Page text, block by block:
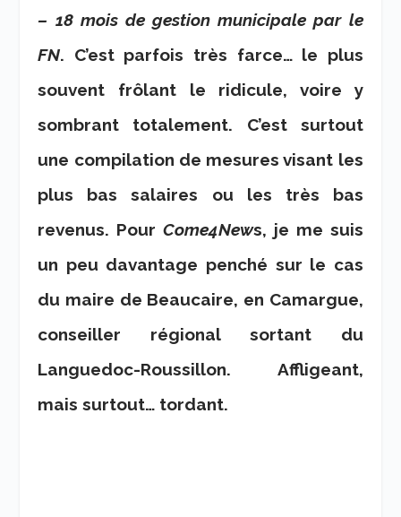
– 18 mois de gestion municipale par le
FN. C’est parfois très farce… le plus
souvent frôlant le ridicule, voire y
sombrant totalement. C’est surtout
une compilation de mesures visant les
plus bas salaires ou les très bas
revenus. PourCome4News, je me suis
un peu davantage penché sur le cas
du maire de Beaucaire, en Camargue,
conseiller régional sortant du
Languedoc-Roussillon. Affligeant,
mais surtout… tordant.